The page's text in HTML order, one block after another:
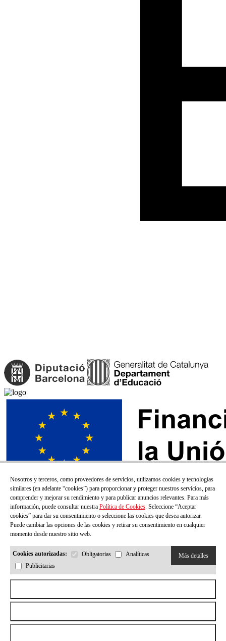
¡SUSCRÍBETE A NUESTRO BOLETÍN!
Correo electrónico
Nosotros y terceros, como proveedores de servicios, utilizamos cookies y tecnologías
similares (en adelante “cookies”) para proporcionar y proteger nuestros servicios, para
comprender y mejorar su rendimiento y para publicar anuncios relevantes. Para más
información, puede consultar nuestra Política de Cookies. Seleccione “Aceptar
cookies” para dar su consentimiento o seleccione las cookies que desea autorizar.
Puede cambiar las opciones de las cookies y retirar su consentimiento en cualquier
momento desde nuestro sitio web.
Cookies autorizadas: Obligatorias
Analíticas
Publicitarias
Más detalles